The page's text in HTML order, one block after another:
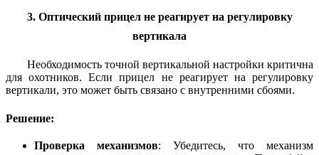
3. Оптический прицел не реагирует на регулировку
вертикала
Необходимость точной вертикальной настройки критична
для охотников. Если прицел не реагирует на регулировку
вертикали, это может быть связано с внутренними сбоями.
Решение:
Проверка механизмов: Убедитесь, что механизм